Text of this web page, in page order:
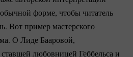
форме, чтобы читатель
Вот пример мастерского
О Лиде Бааровой,
ставшей любовницей Геббельса и